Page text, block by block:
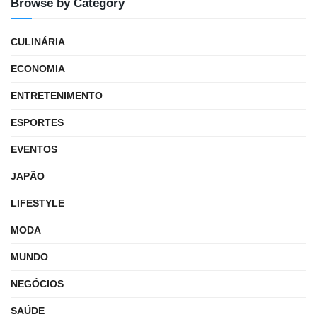
Browse by Category
CULINÁRIA
ECONOMIA
ENTRETENIMENTO
ESPORTES
EVENTOS
JAPÃO
LIFESTYLE
MODA
MUNDO
NEGÓCIOS
SAÚDE